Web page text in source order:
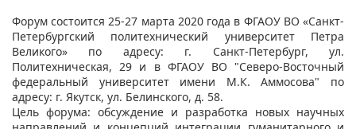
Форум состоится 25-27 марта 2020 года в ФГАОУ ВО «Санкт-
Петербургский политехнический университет Петра
Великого» по адресу: г. Санкт-Петербург, ул.
Политехническая, 29 и в ФГАОУ ВО "Северо-Восточный
федеральный университет имени М.К. Аммосова" по
адресу: г. Якутск, ул. Белинского, д. 58.
Цель форума: обсуждение и разработка новых научных